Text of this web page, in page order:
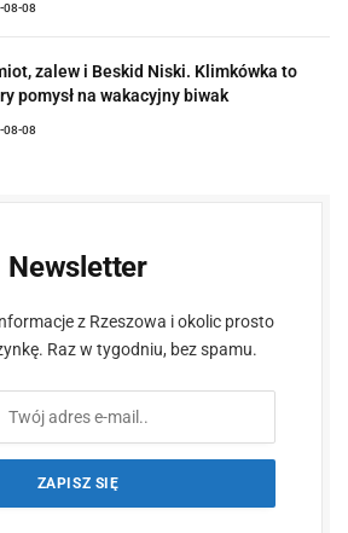
08-08
zalew i Beskid Niski. Klimkówka to
pomysł na wakacyjny biwak
08-08
Newsletter
z Rzeszowa i okolic prosto
Raz w tygodniu, bez spamu.